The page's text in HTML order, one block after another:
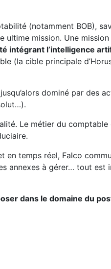
(notamment BOB),
ultime mission. Une mission
intégrant l’intelligence
(la cible principale
dominé par des
Le métier du comptable
en temps réel, Falco
annexes à gérer… tout est
dans le domaine du